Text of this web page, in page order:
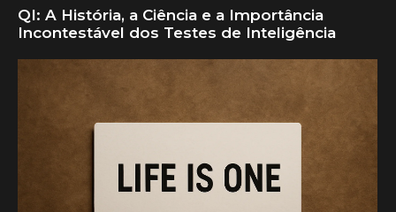
QI: A História, a Ciência e a Importância
Incontestável dos Testes de Inteligência